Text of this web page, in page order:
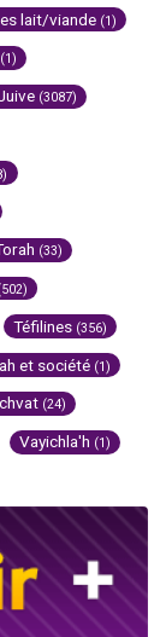
lait/viande (1)
(1)
(3087)
(33)
Téfilines (356)
et société (1)
(24)
Vayichla'h (1)